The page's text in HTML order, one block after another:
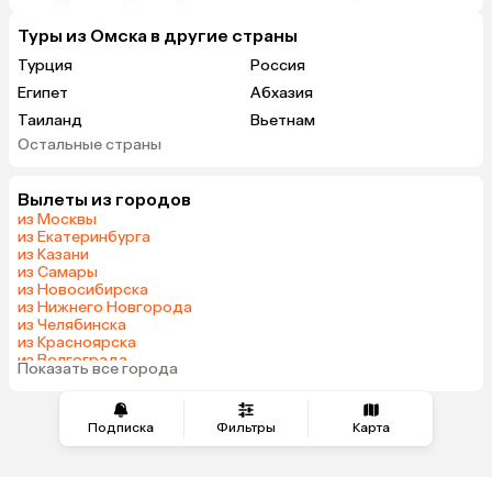
Подписка Фильтры Карта
Туры из Омска в другие страны
Турция
Россия
Египет
Абхазия
Таиланд
Вьетнам
ОАЭ
Саудовская Аравия
Остальные страны
Вылеты из городов
из Москвы
из Екатеринбурга
из Казани
из Самары
из Новосибирска
из Нижнего Новгорода
из Челябинска
из Красноярска
из Волгограда
Показать все города